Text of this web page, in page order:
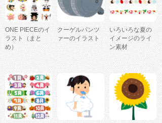
ONE PIECEのイ
ラスト（まと
め）
クーゲルパンツ
ァーのイラスト
いろいろな夏の
イメージのライ
ン素材